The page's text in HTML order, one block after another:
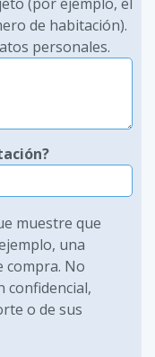
de habitación).
personales.
muestre que
una
compra. No
confidencial,
o de sus